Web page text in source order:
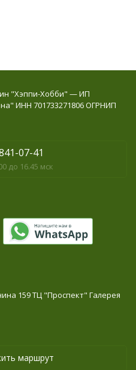
"Хэппи-Хобби" — ИП
ИНН 701733271806 ОГРНИП
07-41
до 16.45 мск
159 ТЦ "Проспект" Галерея
маршрут